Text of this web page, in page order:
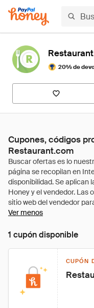
20% de
Cupones, códigos
Restaurant.com
Ver menos
1 cupón disponible
CUPÓN